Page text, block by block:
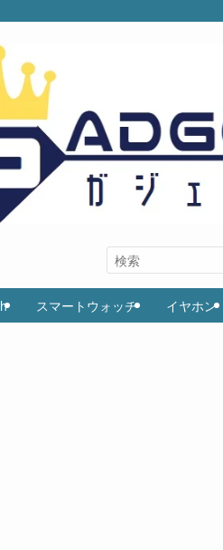
スマートウォッチ イヤホン